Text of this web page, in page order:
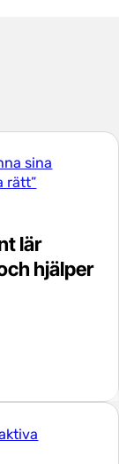
lär
hjälper